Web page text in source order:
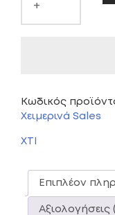
+
Κωδικός
Χειμερινά Sales
XTI
Επιπλέον
Αξιολογήσεις